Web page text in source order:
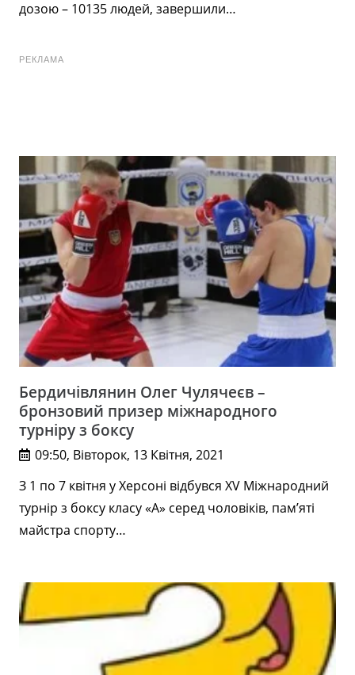
дозою – 10135 людей, завершили…
РЕКЛАМА
Бердичівлянин Олег Чулячеєв –
бронзовий призер міжнародного
турніру з боксу
09:50, Вівторок, 13 Квітня, 2021
З 1 по 7 квітня у Херсоні відбувся XV Міжнародний
турнір з боксу класу «А» серед чоловіків, пам’яті
майстра спорту…